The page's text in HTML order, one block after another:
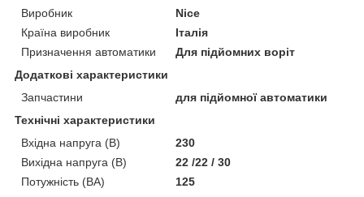
Виробник
Nice
Країна виробник
Італія
Призначення автоматики
Для підйомних воріт
Додаткові характеристики
Запчастини
для підйомної автоматики
Технічні характеристики
Вхідна напруга (В)
230
Вихідна напруга (В)
22 /22 / 30
Потужність (ВА)
125